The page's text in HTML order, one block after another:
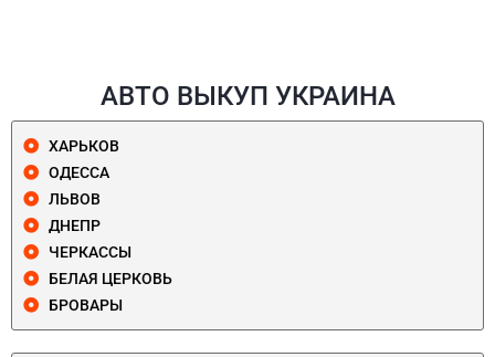
АВТО ВЫКУП УКРАИНА
ХАРЬКОВ
ОДЕССА
ЛЬВОВ
ДНЕПР
ЧЕРКАССЫ
БЕЛАЯ ЦЕРКОВЬ
БРОВАРЫ